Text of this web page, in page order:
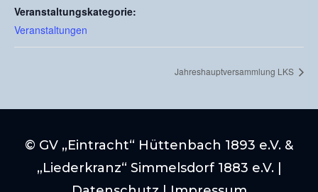
Veranstaltungskategorie:
Veranstaltungen
Jahreshauptversammlung LKS
© GV „Eintracht“ Hüttenbach 1893 e.V. &
„Liederkranz“ Simmelsdorf 1883 e.V. |